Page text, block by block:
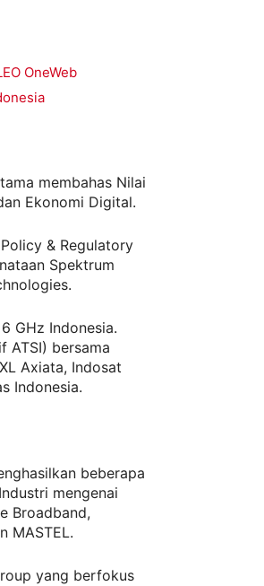
OneWeb
membahas Nilai
Ekonomi Digital.
& Regulatory
Spektrum
GHz Indonesia.
ATSI) bersama
Axiata, Indosat
Indonesia.
beberapa
mengenai
Broadband,
MASTEL.
yang berfokus